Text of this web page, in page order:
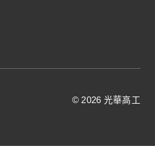
© 2026 光華高工